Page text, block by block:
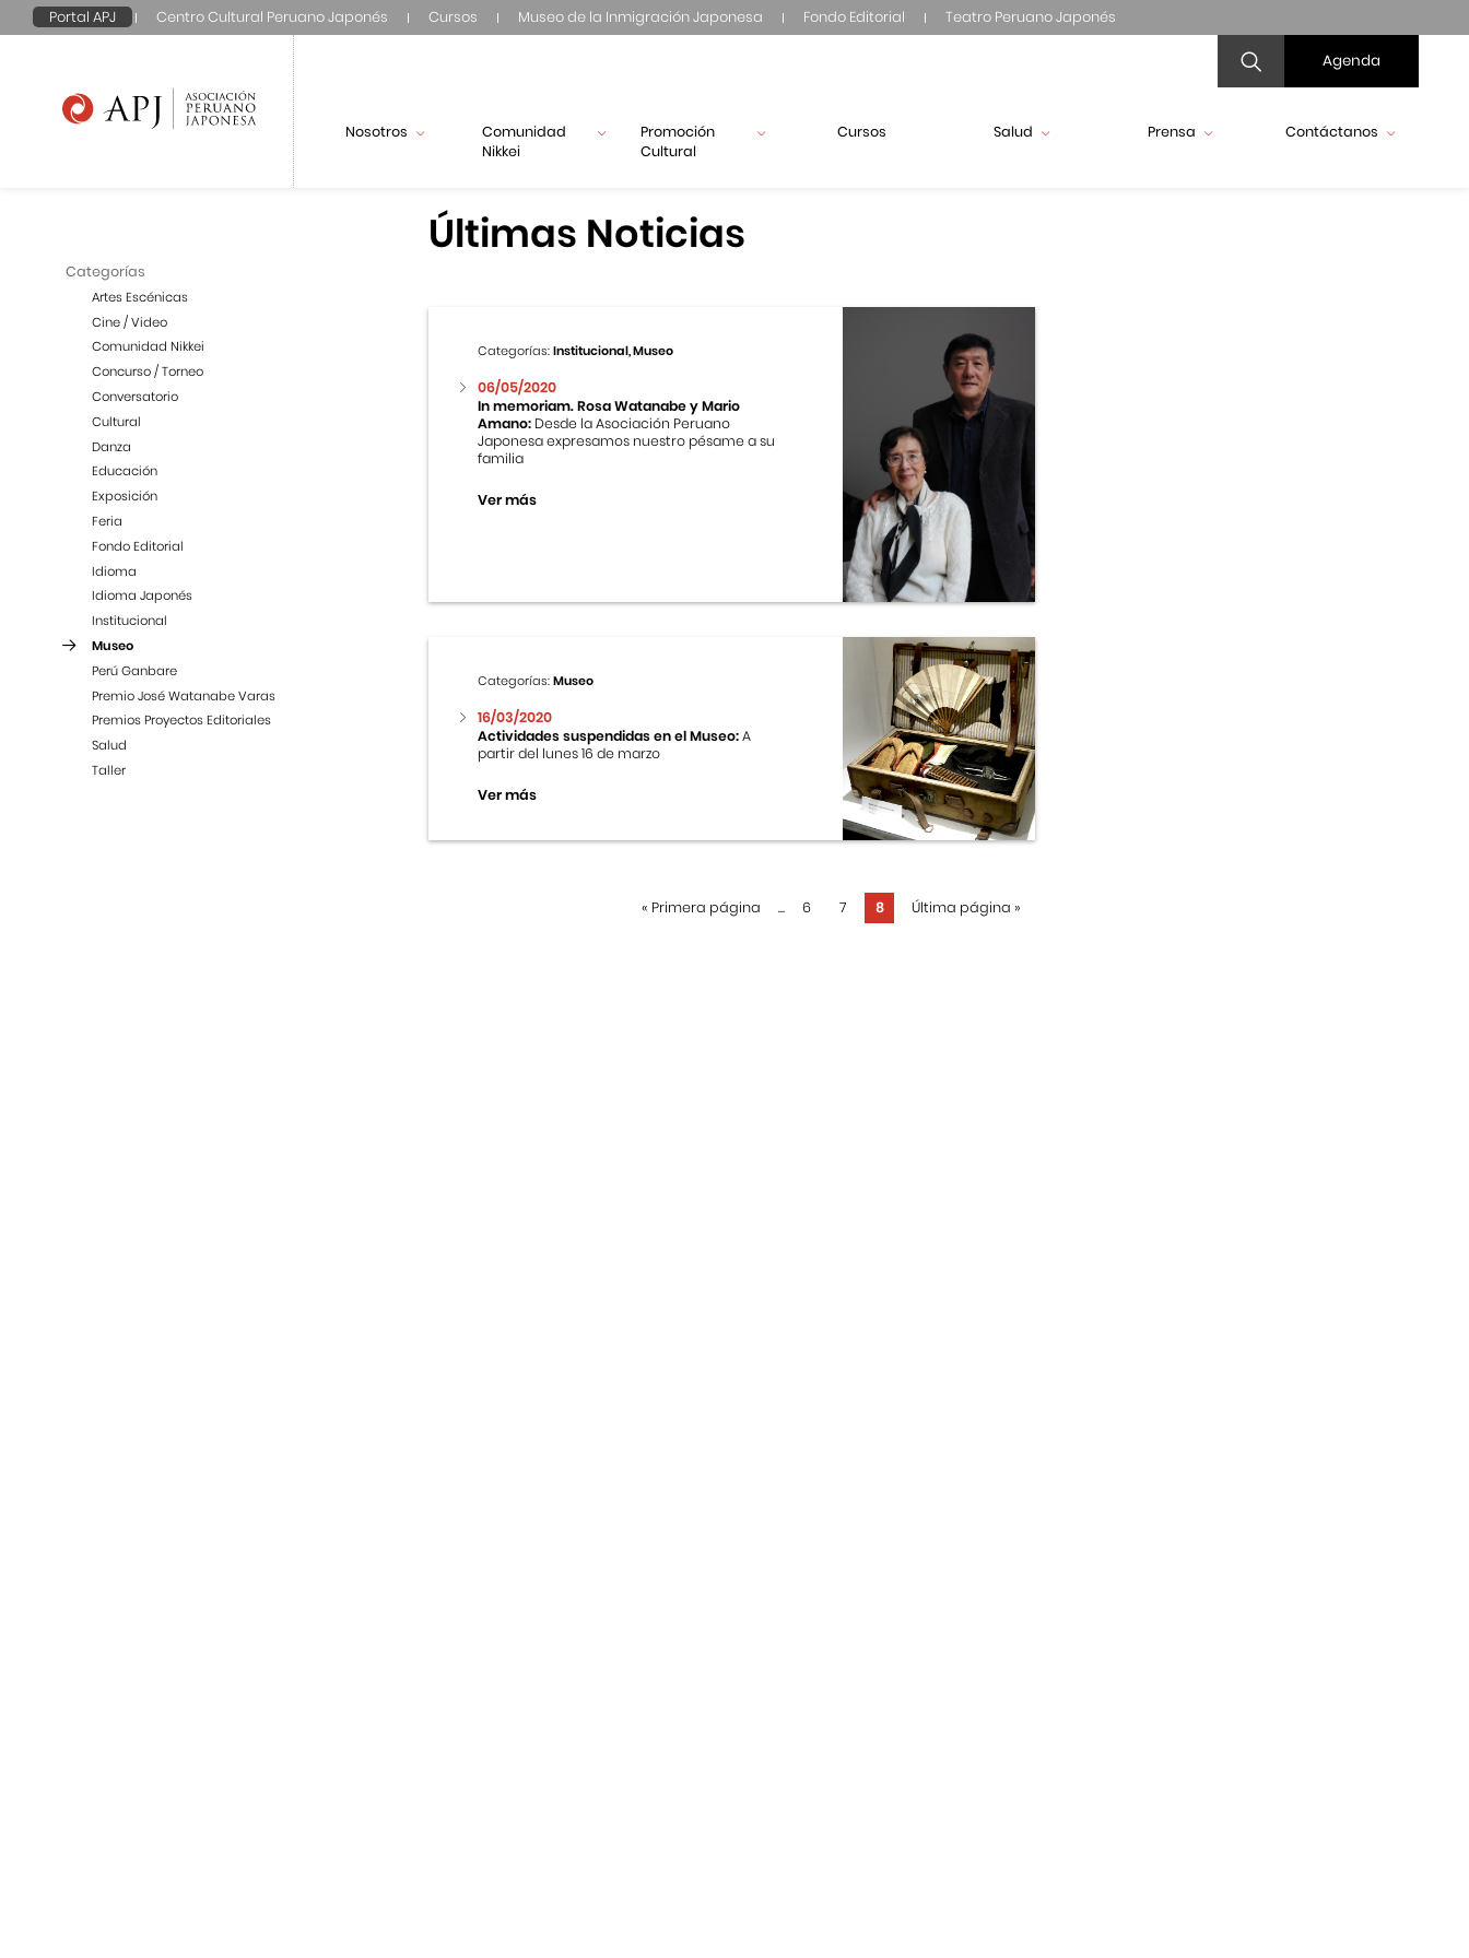
Portal APJ Centro Cultural Peruano Japonés Cursos Museo de la Inmigración Japonesa Fondo Editorial Teatro Peruano Japonés
Agenda
Nosotros
Comunidad
Nikkei
Promoción
Cultural
Cursos Salud Prensa Contáctanos
Categorías
Artes Escénicas
Cine / Video
Comunidad Nikkei
Concurso / Torneo
Conversatorio
Cultural
Danza
Educación
Exposición
Feria
Fondo Editorial
Idioma
Idioma Japonés
Institucional
Museo
Perú Ganbare
Premio José Watanabe Varas
Premios Proyectos Editoriales
Salud
Taller
Últimas Noticias
Categorías:Institucional, Museo
06/05/2020
In memoriam. Rosa Watanabe y Mario
Amano: Desde la Asociación Peruano
Japonesa expresamos nuestro pésame a su
familia
Ver más
Categorías:Museo
16/03/2020
Actividades suspendidas en el Museo:A
partir del lunes 16 de marzo
Ver más
« Primera página ... 6 7 8 Última página »